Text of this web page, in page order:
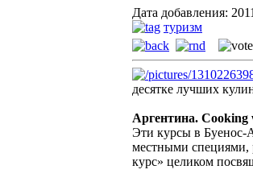
Дата добавления:
туризм
десятке лучших
Аргентина. Cooking
Эти курсы в Буенос-
местными специями,
курс» целиком